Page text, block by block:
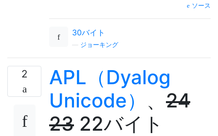
ソース
30バイト
ジョーキング
2
APL（Dyalog
Unicode） 、 24
23 22バイト